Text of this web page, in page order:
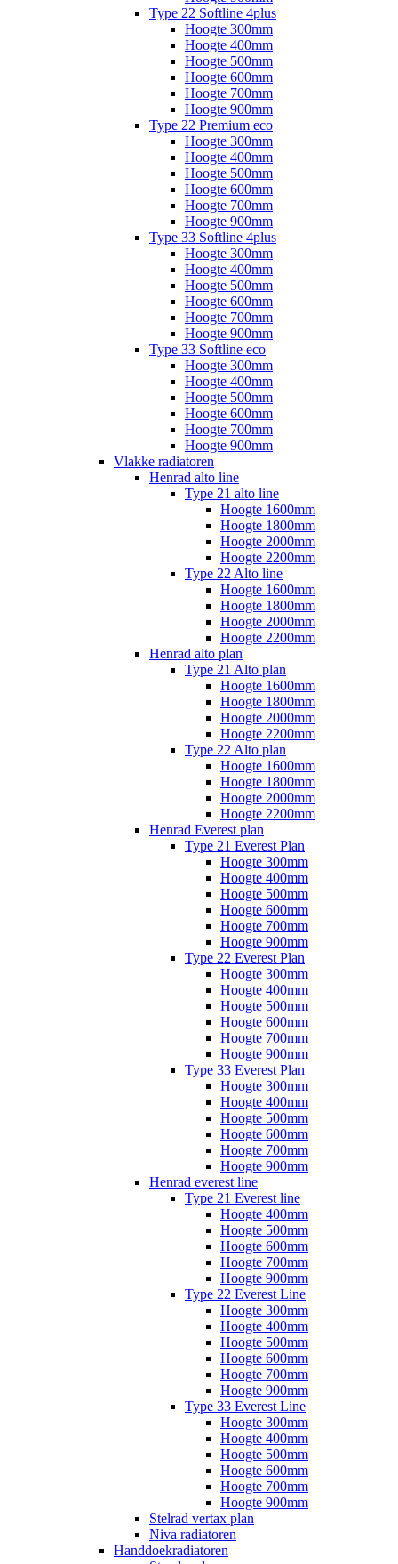
Type 22 Softline 4plus
Hoogte 300mm
Hoogte 400mm
Hoogte 500mm
Hoogte 600mm
Hoogte 700mm
Hoogte 900mm
Type 22 Premium eco
Hoogte 300mm
Hoogte 400mm
Hoogte 500mm
Hoogte 600mm
Hoogte 700mm
Hoogte 900mm
Type 33 Softline 4plus
Hoogte 300mm
Hoogte 400mm
Hoogte 500mm
Hoogte 600mm
Hoogte 700mm
Hoogte 900mm
Type 33 Softline eco
Hoogte 300mm
Hoogte 400mm
Hoogte 500mm
Hoogte 600mm
Hoogte 700mm
Hoogte 900mm
Vlakke radiatoren
Henrad alto line
Type 21 alto line
Hoogte 1600mm
Hoogte 1800mm
Hoogte 2000mm
Hoogte 2200mm
Type 22 Alto line
Hoogte 1600mm
Hoogte 1800mm
Hoogte 2000mm
Hoogte 2200mm
Henrad alto plan
Type 21 Alto plan
Hoogte 1600mm
Hoogte 1800mm
Hoogte 2000mm
Hoogte 2200mm
Type 22 Alto plan
Hoogte 1600mm
Hoogte 1800mm
Hoogte 2000mm
Hoogte 2200mm
Henrad Everest plan
Type 21 Everest Plan
Hoogte 300mm
Hoogte 400mm
Hoogte 500mm
Hoogte 600mm
Hoogte 700mm
Hoogte 900mm
Type 22 Everest Plan
Hoogte 300mm
Hoogte 400mm
Hoogte 500mm
Hoogte 600mm
Hoogte 700mm
Hoogte 900mm
Type 33 Everest Plan
Hoogte 300mm
Hoogte 400mm
Hoogte 500mm
Hoogte 600mm
Hoogte 700mm
Hoogte 900mm
Henrad everest line
Type 21 Everest line
Hoogte 400mm
Hoogte 500mm
Hoogte 600mm
Hoogte 700mm
Hoogte 900mm
Type 22 Everest Line
Hoogte 300mm
Hoogte 400mm
Hoogte 500mm
Hoogte 600mm
Hoogte 700mm
Hoogte 900mm
Type 33 Everest Line
Hoogte 300mm
Hoogte 400mm
Hoogte 500mm
Hoogte 600mm
Hoogte 700mm
Hoogte 900mm
Stelrad vertax plan
Niva radiatoren
Handdoekradiatoren